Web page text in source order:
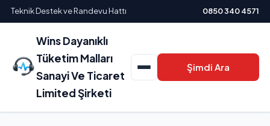
Teknik Destek ve Randevu Hattı 0850 340 4571
Wins Dayanıklı
Tüketim Malları
Sanayi Ve Ticaret
Limited Şirketi
Şimdi Ara